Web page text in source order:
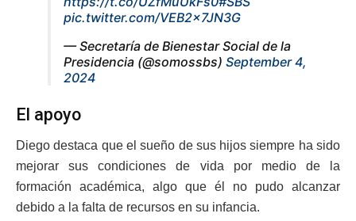
pic.twitter.com/VEB2x7JN3G
— Secretaría de Bienestar Social de la
Presidencia (@somossbs) September 4,
2024
El apoyo
Diego destaca que el sueño de sus hijos siempre ha sido
mejorar sus condiciones de vida por medio de la
formación académica, algo que él no pudo alcanzar
debido a la falta de recursos en su infancia.